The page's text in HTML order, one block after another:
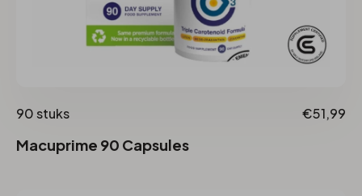
90 stuks €51,99
Macuprime 90 Capsules